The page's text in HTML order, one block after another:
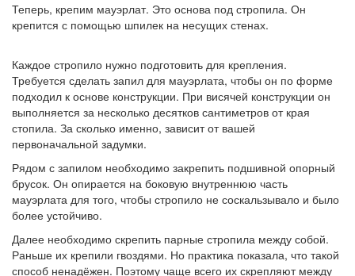
Теперь, крепим мауэрлат. Это основа под стропила. Он
крепится с помощью шпилек на несущих стенах.
Каждое стропило нужно подготовить для крепления.
Требуется сделать запил для мауэрлата, чтобы он по форме
подходил к основе конструкции. При висячей конструкции он
выполняется за несколько десятков сантиметров от края
стопила. За сколько именно, зависит от вашей
первоначальной задумки.
Рядом с запилом необходимо закрепить подшивной опорный
брусок. Он опирается на боковую внутреннюю часть
мауэрлата для того, чтобы стропило не соскальзывало и было
более устойчиво.
Далее необходимо скрепить парные стропила между собой.
Раньше их крепили гвоздями. Но практика показала, что такой
способ ненадёжен. Поэтому чаще всего их скрепляют между